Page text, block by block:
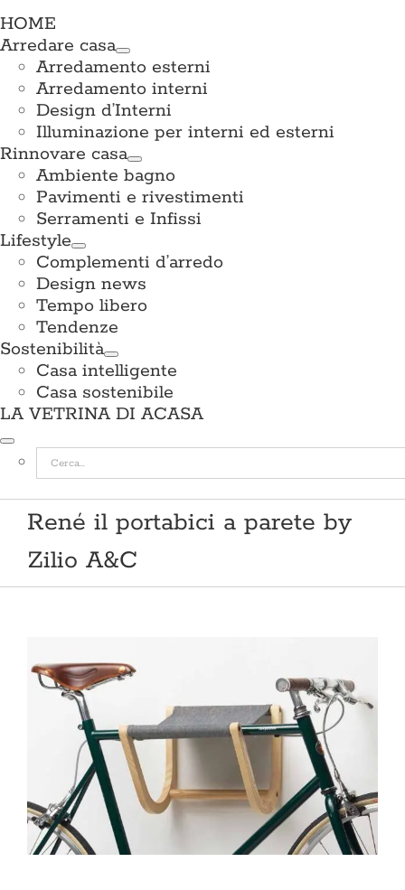
HOME
Arredare casa
Arredamento esterni
Arredamento interni
Design d’Interni
Illuminazione per interni ed esterni
Rinnovare casa
Ambiente bagno
Pavimenti e rivestimenti
Serramenti e Infissi
Lifestyle
Complementi d’arredo
Design news
Tempo libero
Tendenze
Sostenibilità
Casa intelligente
Casa sostenibile
LA VETRINA DI ACASA
Cerca
per:
René il portabici a parete by
Zilio A&C